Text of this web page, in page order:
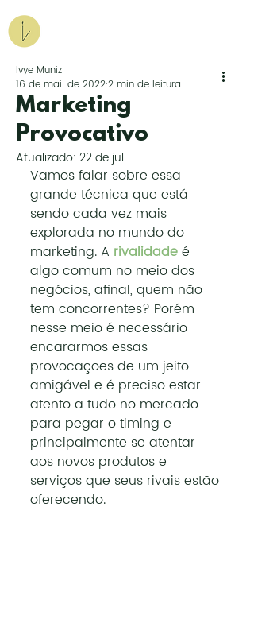
Peça uma proposta
Marketing
Provocativo
Ivye Muniz
16 de mai. de 20222 min de leitura
Atualizado: 22 de jul.
Vamos falar sobre essa
grande técnica que está
sendo cada vez mais
explorada no mundo do
marketing. A rivalidadeé
algo comum no meio dos
negócios, afinal, quem não
tem concorrentes? Porém
nesse meio é necessário
encararmos essas
provocações de um jeito
amigável e é preciso estar
atento a tudo no mercado
para pegar o timing e
principalmente se atentar
aos novos produtos e
serviços que seus rivais estão
oferecendo.